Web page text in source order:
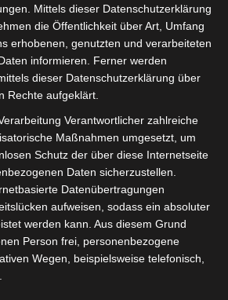
Startseite»News»Fußball»
»Ligen»Ligue 1»2026/2027
2026/2027 beginnt am 22. und
Mittels dieser Datenschutzerklärung
die Öffentlichkeit über Art, Umfang
erhobenen, genutzten und verarbeiteten
informieren. Ferner werden
dieser Datenschutzerklärung über
Rechte aufgeklärt.
Verantwortlicher zahlreiche
Maßnahmen umgesetzt, um
Schutz der über diese Internetseite
Daten sicherzustellen.
Datenübertragungen
aufweisen, sodass ein absoluter
werden kann. Aus diesem Grund
Person frei, personenbezogene
Wegen, beispielsweise telefonisch,